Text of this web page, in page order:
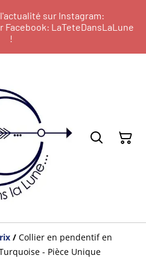
sur Instagram:
Facebook: LaTeteDansLaLune
!
/ Collier en pendentif en
Turquoise - Pièce Unique